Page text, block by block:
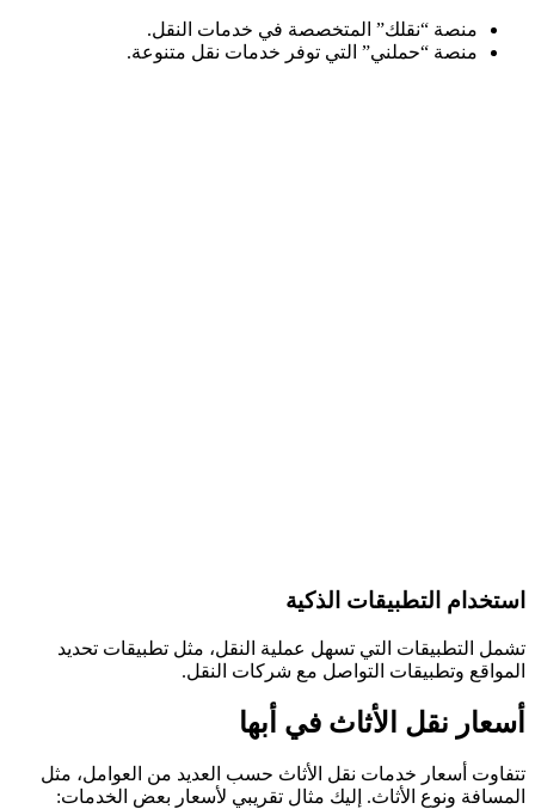
منصة “نقلك” المتخصصة في خدمات النقل.
منصة “حملني” التي توفر خدمات نقل متنوعة.
استخدام التطبيقات الذكية
تشمل التطبيقات التي تسهل عملية النقل، مثل تطبيقات تحديد
المواقع وتطبيقات التواصل مع شركات النقل.
أسعار نقل الأثاث في أبها
تتفاوت أسعار خدمات نقل الأثاث حسب العديد من العوامل، مثل
المسافة ونوع الأثاث. إليك مثال تقريبي لأسعار بعض الخدمات: